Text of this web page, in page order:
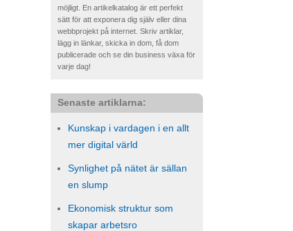
möjligt. En artikelkatalog är ett perfekt
sätt för att exponera dig själv eller dina
webbprojekt på internet. Skriv artiklar,
lägg in länkar, skicka in dom, få dom
publicerade och se din business växa för
varje dag!
Senaste artiklarna:
Kunskap i vardagen i en allt
mer digital värld
Synlighet på nätet är sällan
en slump
Ekonomisk struktur som
skapar arbetsro